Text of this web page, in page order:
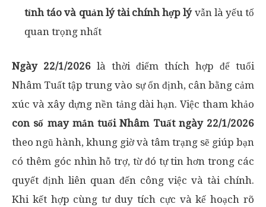
tỉnh táo và quản lý tài chính hợp lývẫn là yếu tố
quan trọng nhất
Ngày 22/1/2026 là thời điểm thích hợp để tuổi
Nhâm Tuất tập trung vào sự ổn định, cân bằng cảm
xúc và xây dựng nền tảng dài hạn. Việc tham khảo
con số may mắn tuổi Nhâm Tuất ngày 22/1/2026
theo ngũ hành, khung giờ và tâm trạng sẽ giúp bạn
có thêm góc nhìn hỗ trợ, từ đó tự tin hơn trong các
quyết định liên quan đến công việc và tài chính.
Khi kết hợp cùng tư duy tích cực và kế hoạch rõ